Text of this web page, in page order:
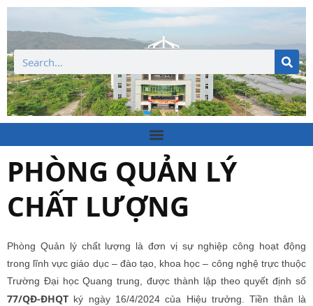
Tìm
kiếm
PHÒNG QUẢN LÝ
CHẤT LƯỢNG
Phòng Quản lý chất lượng là đơn vị sự nghiệp công hoạt động
trong lĩnh vực giáo dục – đào tạo, khoa học – công nghệ trực thuộc
Trường Đại học Quang trung, được thành lập theo quyết định số
77/QĐ-ĐHQT ký ngày 16/4/2024 của Hiệu trưởng. Tiền thân là